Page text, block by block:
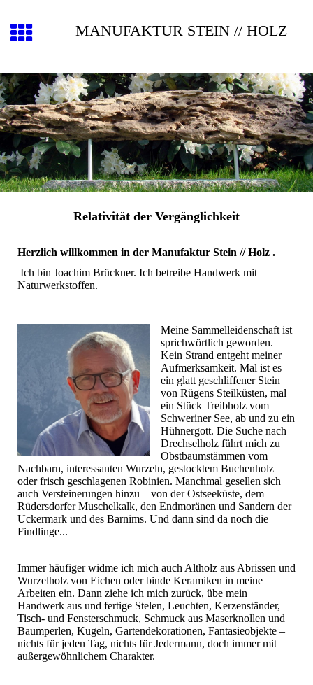
MANUFAKTUR STEIN // HOLZ
Relativität der Vergänglichkeit
Herzlich willkommen in der Manufaktur Stein // Holz .
Ich bin Joachim Brückner. Ich betreibe Handwerk mit
Naturwerkstoffen.
Meine Sammelleidenschaft ist
sprichwörtlich geworden.
Kein Strand entgeht meiner
Aufmerksamkeit. Mal ist es
ein glatt geschliffener Stein
von Rügens Steilküsten, mal
ein Stück Treibholz vom
Schweriner See, ab und zu ein
Hühnergott. Die Suche nach
Drechselholz führt mich zu
Obstbaumstämmen vom
Nachbarn, interessanten Wurzeln, gestocktem Buchenholz
oder frisch geschlagenen Robinien. Manchmal gesellen sich
auch Versteinerungen hinzu – von der Ostseeküste, dem
Rüdersdorfer Muschelkalk, den Endmoränen und Sandern der
Uckermark und des Barnims. Und dann sind da noch die
Findlinge...
Immer häufiger widme ich mich auch Altholz aus Abrissen und
Wurzelholz von Eichen oder binde Keramiken in meine
Arbeiten ein. Dann ziehe ich mich zurück, übe mein
Handwerk aus und fertige Stelen, Leuchten, Kerzenständer,
Tisch- und Fensterschmuck, Schmuck aus Maserknollen und
Baumperlen, Kugeln, Gartendekorationen, Fantasieobjekte –
nichts für jeden Tag, nichts für Jedermann, doch immer mit
außergewöhnlichem Charakter.